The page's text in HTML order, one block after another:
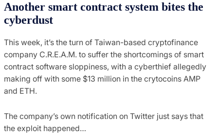
Another smart contract system bites the
cyberdust
This week, it’s the turn of Taiwan-based cryptofinance
company C.R.E.A.M. to suffer the shortcomings of smart
contract software sloppiness, with a cyberthief allegedly
making off with some $13 million in the crytocoins AMP
and ETH.
The company’s own notification on Twitter just says that
the exploit happened…